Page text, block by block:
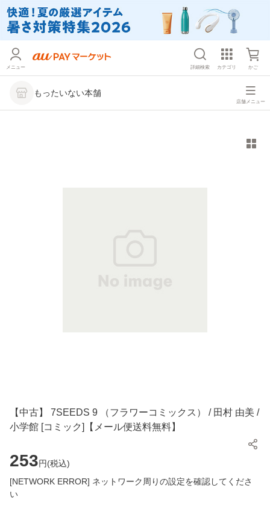
メニュー 詳細検索 カテゴリ かご
もったいない本舗
店舗メニュー
【中古】 7SEEDS 9 （フラワーコミックス） / 田村 由美 /
小学館 [コミック]【メール便送料無料】
253円(税込)
[NETWORK ERROR] ネットワーク周りの設定を確認してくださ
い